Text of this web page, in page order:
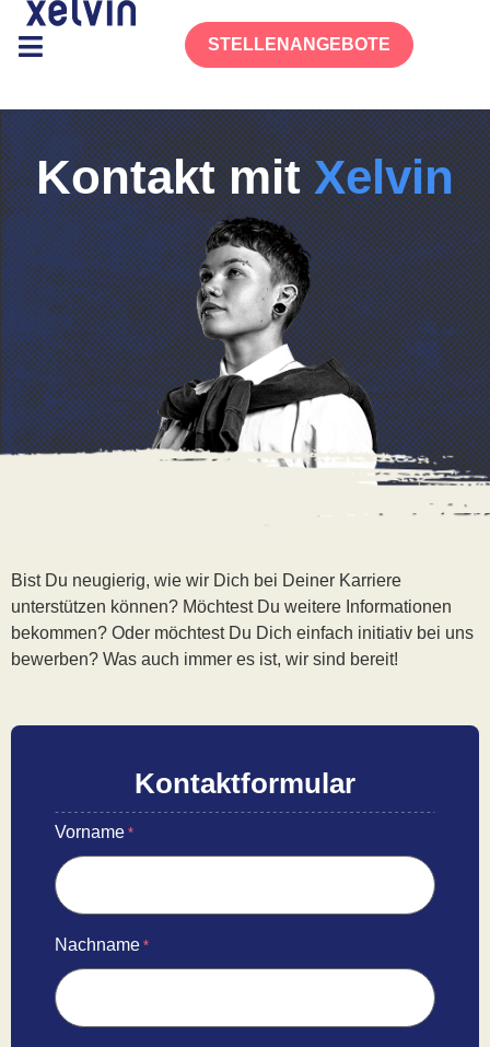
STELLENANGEBOTE
Kontakt mitXelvin
Bist Du neugierig, wie wir Dich bei Deiner Karriere
unterstützen können? Möchtest Du weitere Informationen
bekommen? Oder möchtest Du Dich einfach initiativ bei uns
bewerben? Was auch immer es ist, wir sind bereit!
Kontaktformular
Vorname *
Nachname *